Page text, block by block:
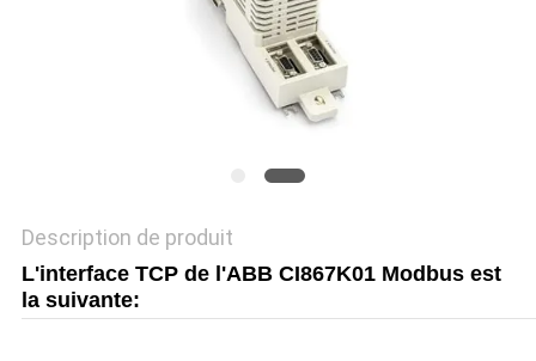
DE
CONFIDENTIALITÉ
Description de produit
L'interface TCP de l'ABB CI867K01 Modbus est
la suivante: